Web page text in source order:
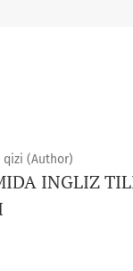
qizi (Author)
INGLIZ